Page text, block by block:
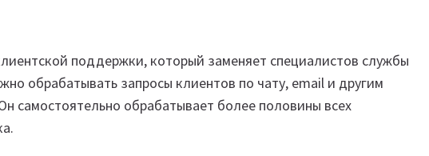
поддержки, который заменяет специалистов службы
обрабатывать запросы клиентов по чату, email и другим
самостоятельно обрабатывает более половины всех